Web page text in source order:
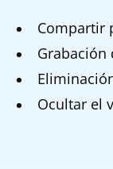
Compartir
Grabación
Ocultar el